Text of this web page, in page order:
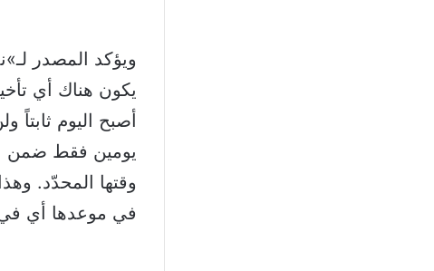
ويؤكد المصدر
يكون هناك أي
أصبح اليوم
يومين فقط ضمن
وقتها المحدّد.
في موعدها أي